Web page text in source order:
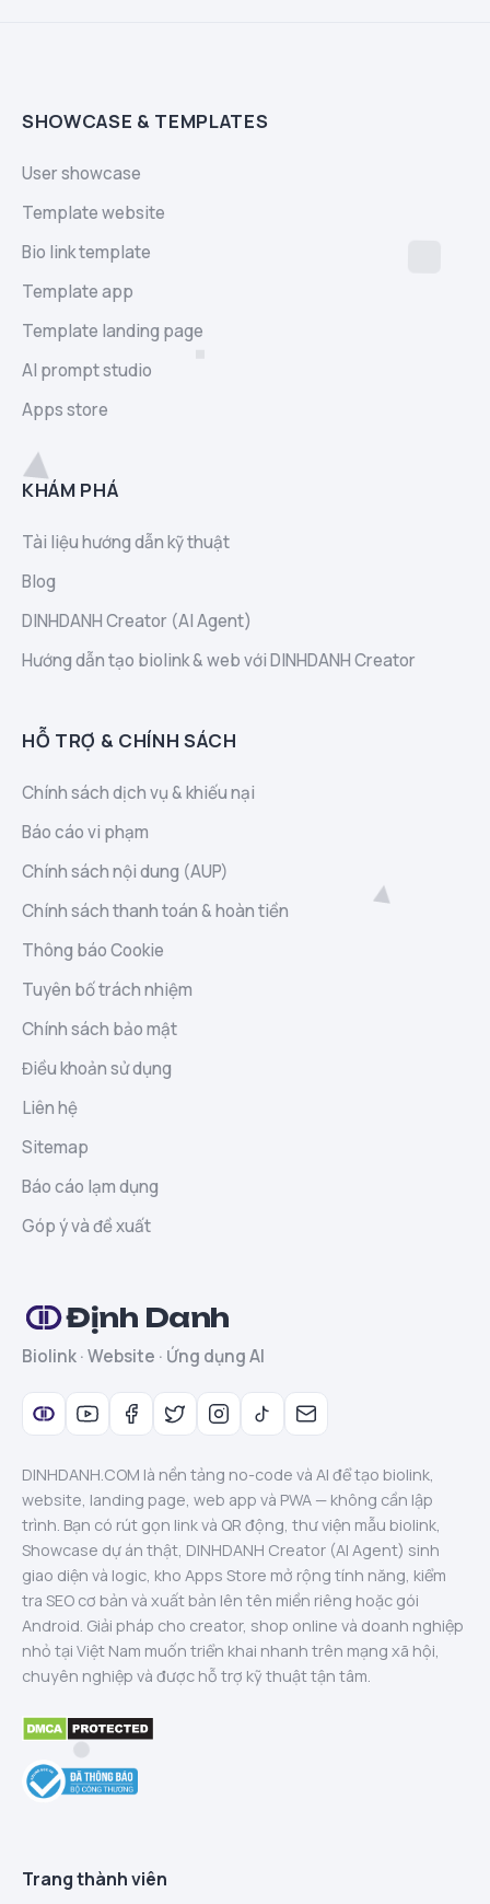
SHOWCASE & TEMPLATES
User showcase
Template website
Bio link template
Template app
Template landing page
AI prompt studio
Apps store
KHÁM PHÁ
Tài liệu hướng dẫn kỹ thuật
Blog
DINHDANH Creator (AI Agent)
Hướng dẫn tạo biolink & web với DINHDANH Creator
HỖ TRỢ & CHÍNH SÁCH
Chính sách dịch vụ & khiếu nại
Báo cáo vi phạm
Chính sách nội dung (AUP)
Chính sách thanh toán & hoàn tiền
Thông báo Cookie
Tuyên bố trách nhiệm
Chính sách bảo mật
Điều khoản sử dụng
Liên hệ
Sitemap
Báo cáo lạm dụng
Góp ý và đề xuất
Định Danh
Biolink · Website · Ứng dụng AI
DINHDANH.COM là nền tảng no-code và AI để tạo biolink,
website, landing page, web app và PWA — không cần lập
trình. Bạn có rút gọn link và QR động, thư viện mẫu biolink,
Showcase dự án thật, DINHDANH Creator (AI Agent) sinh
giao diện và logic, kho Apps Store mở rộng tính năng, kiểm
tra SEO cơ bản và xuất bản lên tên miền riêng hoặc gói
Android. Giải pháp cho creator, shop online và doanh nghiệp
nhỏ tại Việt Nam muốn triển khai nhanh trên mạng xã hội,
chuyên nghiệp và được hỗ trợ kỹ thuật tận tâm.
Trang thành viên